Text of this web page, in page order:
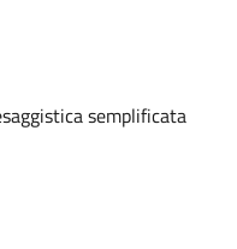
semplificata